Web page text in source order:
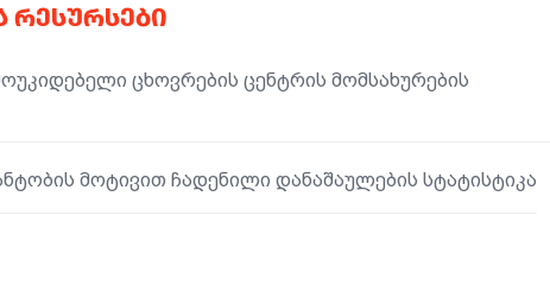
ᲠᲔᲡᲣᲠᲡᲔᲑᲘ
ცხოვრების ცენტრის მომსახურების
მოტივით ჩადენილი დანაშაულების სტატისტიკა